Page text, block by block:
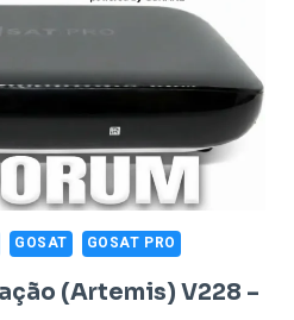
GOSAT GOSAT PRO
(Artemis) V228 –